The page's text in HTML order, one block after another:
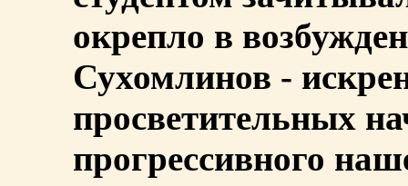
окрепло в
Сухомлинов -
просветительных
прогрессивного